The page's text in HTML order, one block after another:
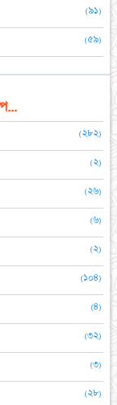
(৯১)
(৫৯)
(২৮২)
(২)
(২৬)
(৬)
(২)
(১০৪)
(৪)
(৩২)
(৩)
(২৮)